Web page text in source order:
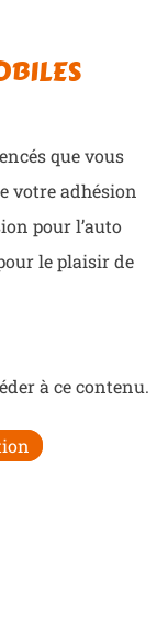
que vous
votre adhésion
pour l’auto
le plaisir de
à ce contenu.